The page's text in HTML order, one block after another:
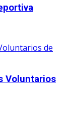
Voluntarios